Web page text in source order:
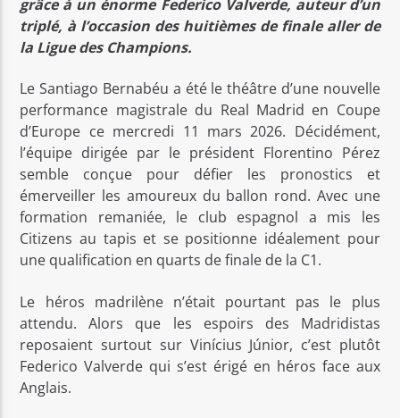
grâce à un énorme Federico Valverde, auteur d’un
triplé, à l’occasion des huitièmes de finale aller de
la Ligue des Champions.
Le Santiago Bernabéu a été le théâtre d’une nouvelle
performance magistrale du Real Madrid en Coupe
d’Europe ce mercredi 11 mars 2026. Décidément,
l’équipe dirigée par le président Florentino Pérez
semble conçue pour défier les pronostics et
émerveiller les amoureux du ballon rond. Avec une
formation remaniée, le club espagnol a mis les
Citizens au tapis et se positionne idéalement pour
une qualification en quarts de finale de la C1.
Le héros madrilène n’était pourtant pas le plus
attendu. Alors que les espoirs des Madridistas
reposaient surtout sur Vinícius Júnior, c’est plutôt
Federico Valverde qui s’est érigé en héros face aux
Anglais.